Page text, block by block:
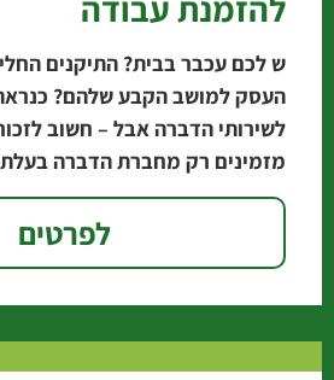
ש לכם עכבר בבית? התיקנים
העסק למושב הקבע שלהם?
לשירותי הדברה אבל – חשוב
מזמינים רק מחברת הדברה
לפרטים